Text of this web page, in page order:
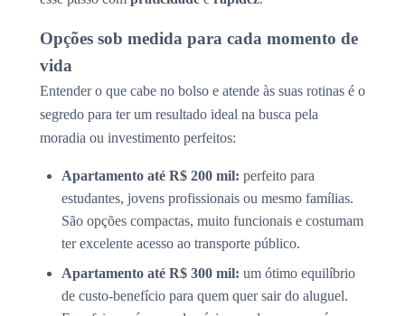
Opções sob medida para cada momento de
vida
Entender o que cabe no bolso e atende às suas rotinas é o
segredo para ter um resultado ideal na busca pela
moradia ou investimento perfeitos:
Apartamento até R$ 200 mil: perfeito para
estudantes, jovens profissionais ou mesmo famílias.
São opções compactas, muito funcionais e costumam
ter excelente acesso ao transporte público.
Apartamento até R$ 300 mil: um ótimo equilíbrio
de custo-benefício para quem quer sair do aluguel.